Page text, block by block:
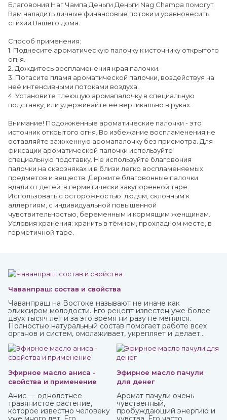
Благовония Наг Чампа Деньги Деньги Nag Champa помогут
Вам наладить личные финансовые потоки и уравновесить
стихии Вашего дома.
Способ применения:
1. Поднесите ароматическую палочку к источнику открытого
огня.
2. Дождитесь воспламенения края палочки.
3. Погасите пламя ароматической палочки, воздействуя на
неё интенсивными потоками воздуха.
4. Установите тлеющую аромапалочку в специальную
подставку, или удерживайте её вертикально в руках.
Внимание! Подожжённые ароматические палочки - это
источник открытого огня. Во избежание воспламенения не
оставляйте зажженную аромапалочку без присмотра. Для
фиксации ароматической палочки используйте
специальную подставку. Не используйте благовония
палочки на сквозняках и в близи легко воспламеняемых
предметов и веществ. Держите благовонные палочки
вдали от детей, в герметически закупоренной таре.
Использовать с осторожностью: людям, склонным к
аллергиям, с индивидуальной повышенной
чувствительностью, беременным и кормящим женщинам.
Условия хранения: хранить в тёмном, прохладном месте, в
герметичной таре.
Чаванпраш: состав и свойства
Чаванпраш на Востоке называют не иначе как
эликсиром молодости. Его рецепт известен уже более
двух тысяч лет и за это время ни разу не менялся.
Полностью натуральный состав помогает работе всех
органов и систем, омолаживает, укрепляет и делает
безопасным для взрослых, пожилых и детей.
Купить чаванпраш известных марок, в том числе Дабур,
вы можете в интернет-магазине ИндоКитай.
Эфирное масло аниса -
свойства и применение
Анис — однолетнее
травянистое растение,
которое известно человеку
Эфирное масло пачули
для денег
Аромат пачули очень
чувственный,
пробуждающий энергию и